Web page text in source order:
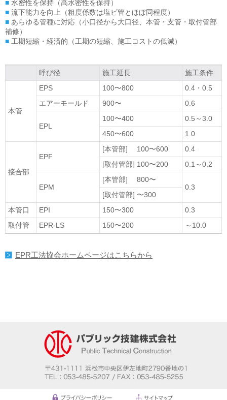
■ 水密性を保持（高水密性を保持）
■ 流下能力を向上（粗度係数は塩ビ管とほぼ同程度）
■ あらゆる管種に対応（小口径から大口径、本管・支管・取付管部
補修）
■ 工期短縮・経済的（工期の短縮、施工コストの低減）
呼び径 施工延長 施工条件
本管
EPS 100〜800
0.4・0.5
エアーモールド
900〜 0.6
EPL
100〜400
0.5～3.0
450〜600
1.0
接合部
EPF
[本管部] 100〜600
0.4
[取付管部] 100〜200
0.1～0.2
EPM
[本管部] 800〜
0.3
[取付管部] 〜300
本管口
EPI 150〜300
0.3
取付管
EPR-LS 150〜200 ～10.0
EPR工法協会ホームページはこちらから